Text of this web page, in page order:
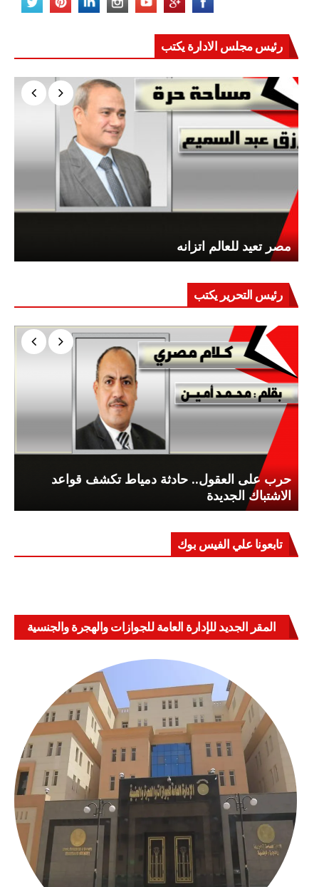
رئيس مجلس الادارة يكتب
مصر تعيد للعالم اتزانه
رئيس التحرير يكتب
حرب على العقول.. حادثة دمياط تكشف قواعد
الاشتباك الجديدة
تابعونا علي الفيس بوك
المقر الجديد للإدارة العامة للجوازات والهجرة والجنسية